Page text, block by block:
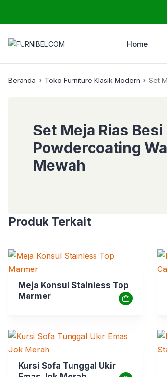
Home
Beranda › Toko Furniture Klasik Modern › Set
Set Meja Rias Besi
Powdercoating
Mewah
Produk Terkait
Meja Konsul Stainless Top
Marmer
Kursi Sofa Tunggal Ukir